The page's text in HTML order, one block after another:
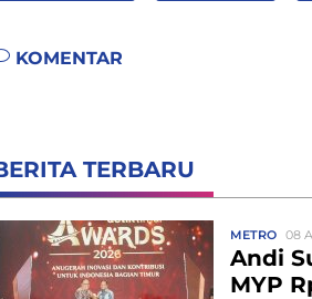
KOMENTAR
TERBARU
METRO 08
Andi
MYP